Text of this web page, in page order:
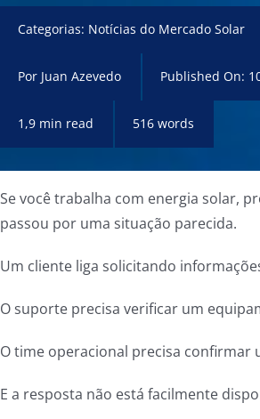
Categorias: Notícias do Mercado Solar
Por Juan Azevedo Published On:
1,9 min read 516 words
Se você trabalha com energia solar,
passou por uma situação parecida.
Um cliente liga solicitando
O suporte precisa verificar um
O time operacional precisa confirmar
E a resposta não está facilmente